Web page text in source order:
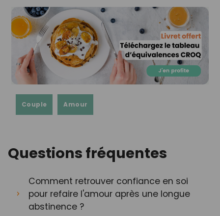
Couple Amour
Questions fréquentes
Comment retrouver confiance en soi
pour refaire l'amour après une longue
abstinence ?